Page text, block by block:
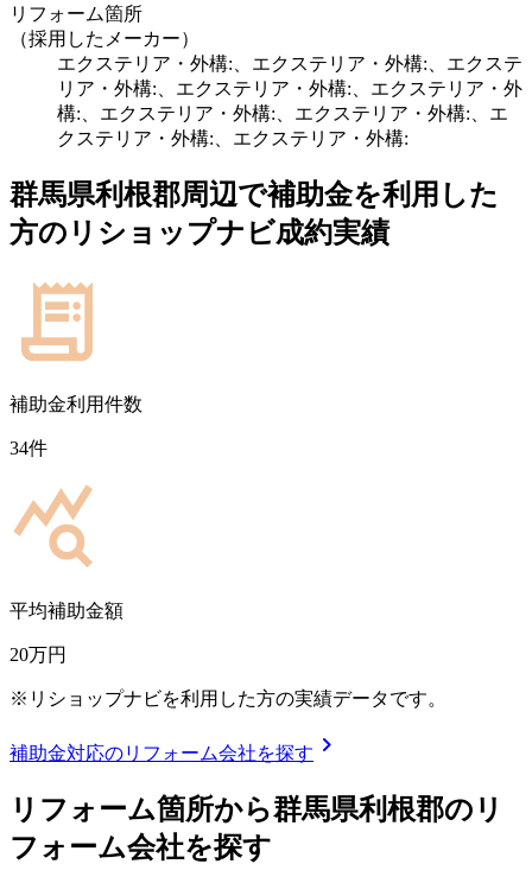
リフォーム箇所
（採用したメーカー）
エクステリア・外構:、エクステリア・外構:、エクステ
リア・外構:、エクステリア・外構:、エクステリア・外
構:、エクステリア・外構:、エクステリア・外構:、エ
クステリア・外構:、エクステリア・外構:
群馬県利根郡周辺で補助金を利用した
方のリショップナビ成約実績
補助金利用件数
34件
平均補助金額
20万円
※リショップナビを利用した方の実績データです。
補助金対応のリフォーム会社を探す chevron_right
リフォーム箇所から群馬県利根郡のリ
フォーム会社を探す